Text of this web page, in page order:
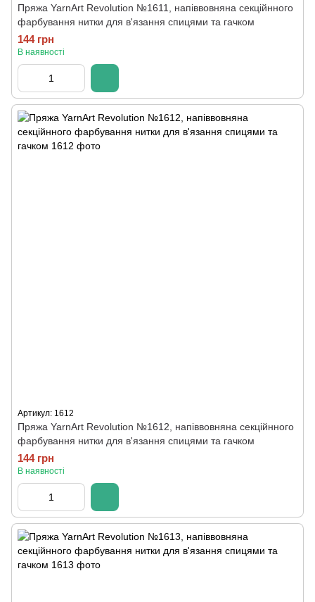
Пряжа YarnArt Revolution №1611, напіввовняна секційнного
фарбування нитки для в'язання спицями та гачком
144 грн
В наявності
Артикул: 1612
Пряжа YarnArt Revolution №1612, напіввовняна секційнного
фарбування нитки для в'язання спицями та гачком
144 грн
В наявності